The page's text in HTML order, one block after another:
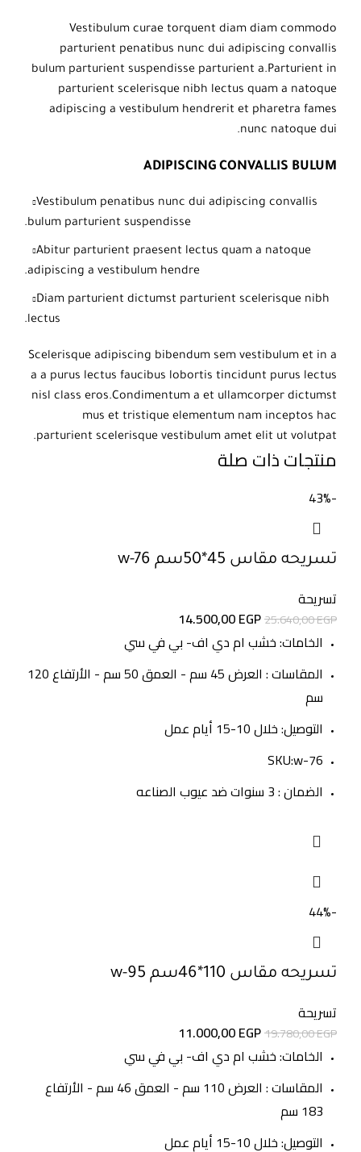
Vestibulum curae torquent diam diam commodo
parturient penatibus nunc dui adipiscing convallis
bulum parturient suspendisse parturient a.Parturient in
parturient scelerisque nibh lectus quam a natoque
adipiscing a vestibulum hendrerit et pharetra fames
nunc natoque dui.
ADIPISCING CONVALLIS BULUM
Vestibulum penatibus nunc dui adipiscing convallis
bulum parturient suspendisse.
Abitur parturient praesent lectus quam a natoque
adipiscing a vestibulum hendre.
Diam parturient dictumst parturient scelerisque nibh
lectus.
Scelerisque adipiscing bibendum sem vestibulum et in a
a a purus lectus faucibus lobortis tincidunt purus lectus
nisl class eros.Condimentum a et ullamcorper dictumst
mus et tristique elementum nam inceptos hac
parturient scelerisque vestibulum amet elit ut volutpat.
منتجات ذات صلة
-43%
تسريحه مقاس 45*50سم w-76
تسريحة
25.640,00EGP
14.500,00EGP
الخامات: خشب ام دي اف- بي في سي
المقاسات : العرض 45 سم - العمق 50 سم - الأرتفاع 120
سم
التوصيل: خلال 10-15 أيام عمل
SKU:w-76
الضمان : 3 سنوات ضد عيوب الصناعه
-44%
تسريحه مقاس 110*46سم w-95
تسريحة
19.780,00EGP
11.000,00EGP
الخامات: خشب ام دي اف- بي في سي
المقاسات : العرض 110 سم - العمق 46 سم - الأرتفاع
183 سم
التوصيل: خلال 10-15 أيام عمل